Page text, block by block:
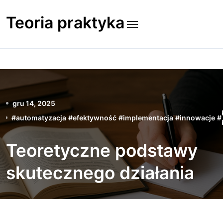
to
content
Teoria praktyka
gru 14, 2025
#automatyzacja #efektywność #implementacja #innowacje #
Teoretyczne podstawy
skutecznego działania